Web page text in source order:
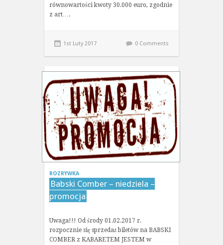
równowartości kwoty 30.000 euro, zgodnie
z art….
1st Luty 2017 0 Comments
ROZRYWKA
Babski Comber – niedziela –
promocja
Uwaga!!! Od środy 01.02.2017 r.
rozpocznie się sprzedaż biletów na BABSKI
COMBER z KABARETEM JESTEM w